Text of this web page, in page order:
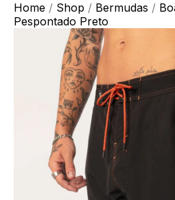
Home / Shop / Bermudas /
Pespontado Preto